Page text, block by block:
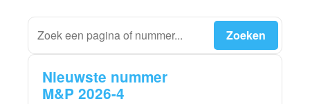
Nieuwste nummer
M&P 2026-4